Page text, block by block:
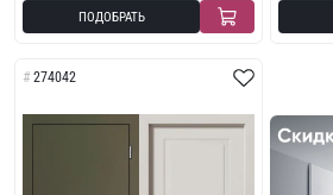
ПОДОБРАТЬ
274042